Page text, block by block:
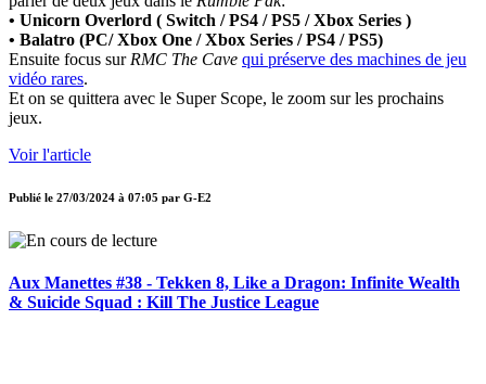
• Unicorn Overlord ( Switch / PS4 / PS5 / Xbox Series )
• Balatro (PC/ Xbox One / Xbox Series / PS4 / PS5)
Ensuite focus sur RMC The Cave qui préserve des machines de jeu
vidéo rares.
Et on se quittera avec le Super Scope, le zoom sur les prochains
jeux.
Voir l'article
Publié le 27/03/2024 à 07:05 par G-E2
Aux Manettes #38 - Tekken 8, Like a Dragon: Infinite Wealth
& Suicide Squad : Kill The Justice League